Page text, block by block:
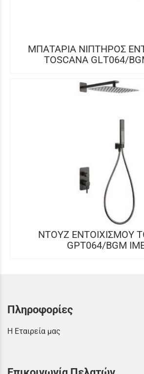
ΜΠΑΤΑΡΙΑ ΝΙΠΤΗΡΟΣ
TOSCANA GLΤ064/
NTOYZ ΕΝΤOIXIΣΜΟΥ
GPT064/BGM
Πληροφορίες
Η Εταιρεία μας